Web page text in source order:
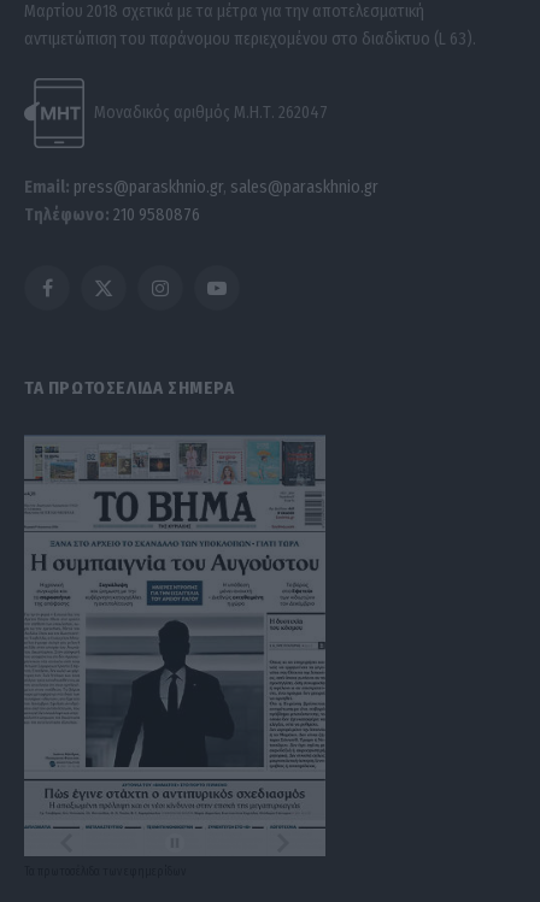
Μαρτίου 2018 σχετικά με τα μέτρα για την αποτελεσματική
αντιμετώπιση του παράνομου περιεχομένου στο διαδίκτυο (L 63).
Μοναδικός αριθμός Μ.Η.Τ. 262047
Email: press@paraskhnio.gr, sales@paraskhnio.gr
Τηλέφωνο: 210 9580876
Facebook
X
InstagramYouTube
ΤΑ ΠΡΩΤΟΣΕΛΙΔΑ ΣΗΜΕΡΑ